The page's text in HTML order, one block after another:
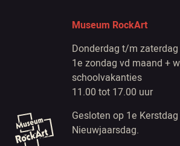
Museum RockArt
Donderdag t/m zaterdag
1e zondag vd maand +
schoolvakanties
11.00 tot 17.00 uur
Gesloten op 1e
Nieuwjaarsdag.